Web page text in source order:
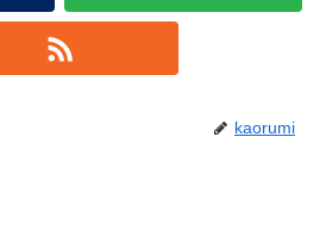
kaorumi